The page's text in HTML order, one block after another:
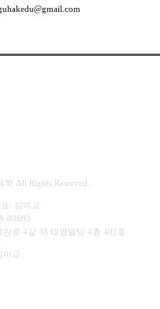
All Rights Reserved.
: 김미교
00693
로 4길 38 태영빌딩 4층 402호
미교